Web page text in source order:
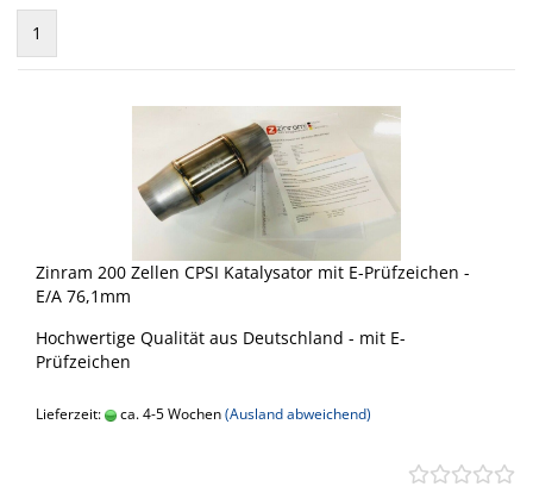
1
Zinram 200 Zellen CPSI Katalysator mit E-Prüfzeichen -
E/A 76,1mm
Hochwertige Qualität aus Deutschland - mit E-
Prüfzeichen
Lieferzeit: ca. 4-5 Wochen(Ausland abweichend)